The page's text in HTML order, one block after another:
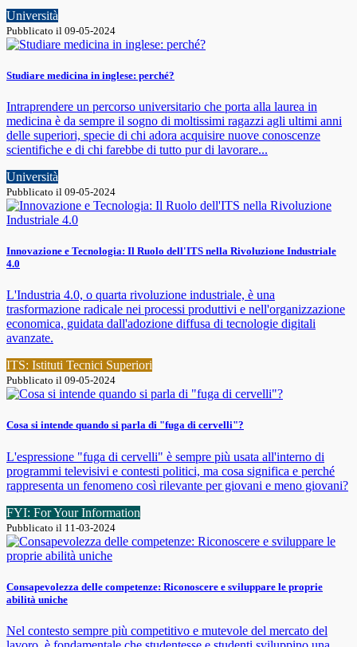
Università
Pubblicato il 09-05-2024
Studiare medicina in inglese: perché?
Intraprendere un percorso universitario che porta alla laurea in
medicina è da sempre il sogno di moltissimi ragazzi agli ultimi anni
delle superiori, specie di chi adora acquisire nuove conoscenze
scientifiche e di chi farebbe di tutto pur di lavorare...
Università
Pubblicato il 09-05-2024
Innovazione e Tecnologia: Il Ruolo dell'ITS nella Rivoluzione Industriale
4.0
L'Industria 4.0, o quarta rivoluzione industriale, è una
trasformazione radicale nei processi produttivi e nell'organizzazione
economica, guidata dall'adozione diffusa di tecnologie digitali
avanzate.
ITS: Istituti Tecnici Superiori
Pubblicato il 09-05-2024
Cosa si intende quando si parla di "fuga di cervelli"?
L'espressione "fuga di cervelli" è sempre più usata all'interno di
programmi televisivi e contesti politici, ma cosa significa e perché
rappresenta un fenomeno così rilevante per giovani e meno giovani?
FYI: For Your Information
Pubblicato il 11-03-2024
Consapevolezza delle competenze: Riconoscere e sviluppare le proprie
abilità uniche
Nel contesto sempre più competitivo e mutevole del mercato del